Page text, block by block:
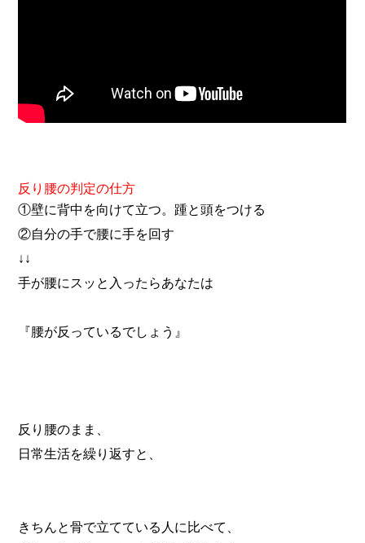
反り腰の判定の仕方
①壁に背中を向けて立つ。踵と頭をつける
②自分の手で腰に手を回す
↓↓
手が腰にスッと入ったらあなたは
『腰が反っているでしょう』
反り腰のまま、
日常生活を繰り返すと、
きちんと骨で立てている人に比べて、